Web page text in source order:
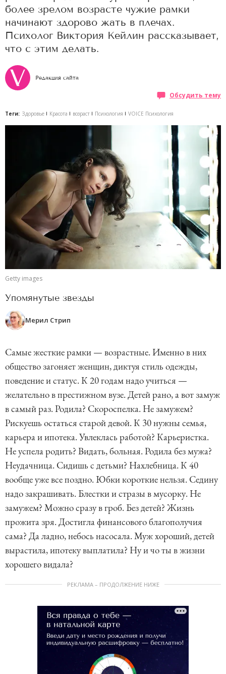
более зрелом возрасте чужие рамки
начинают здорово жать в плечах.
Психолог Виктория Кейлин рассказывает,
что с этим делать.
Редакция сайта
Обсудить тему
Теги: Здоровье Красота возраст Психология VOICE Психология
Getty images
Упомянутые звезды
Мерил Стрип
Самые жесткие рамки — возрастные. Именно в них
общество загоняет женщин, диктуя стиль одежды,
поведение и статус. К 20 годам надо учиться —
желательно в престижном вузе. Детей рано, а вот замуж
в самый раз. Родила? Скороспелка. Не замужем?
Рискуешь остаться старой девой. К 30 нужны семья,
карьера и ипотека. Увлеклась работой? Карьеристка.
Не успела родить? Видать, больная. Родила без мужа?
Неудачница. Сидишь с детьми? Нахлебница. К 40
вообще уже все поздно. Юбки короткие нельзя. Седину
надо закрашивать. Блестки и стразы в мусорку. Не
замужем? Можно сразу в гроб. Без детей? Жизнь
прожита зря. Достигла финансового благополучия
сама? Да ладно, небось насосала. Муж хороший, детей
вырастила, ипотеку выплатила? Ну и чо ты в жизни
хорошего видала?
РЕКЛАМА – ПРОДОЛЖЕНИЕ НИЖЕ